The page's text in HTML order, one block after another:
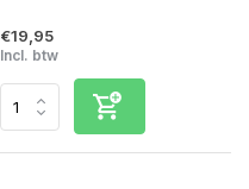
€19,95
Incl. btw